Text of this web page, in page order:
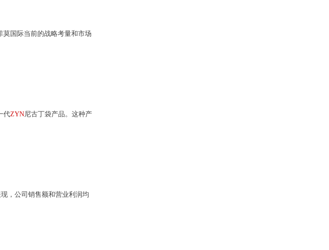
莫国际当前的战略考量和市场
代ZYN尼古丁袋产品。这种产
，公司销售额和营业利润均